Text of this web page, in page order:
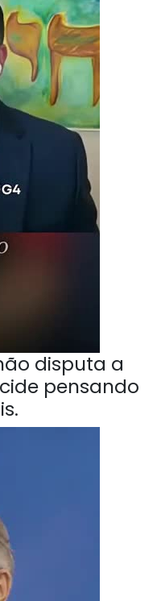
disputa a
pensando